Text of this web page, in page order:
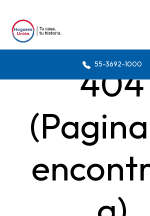
55-3692-1000
404